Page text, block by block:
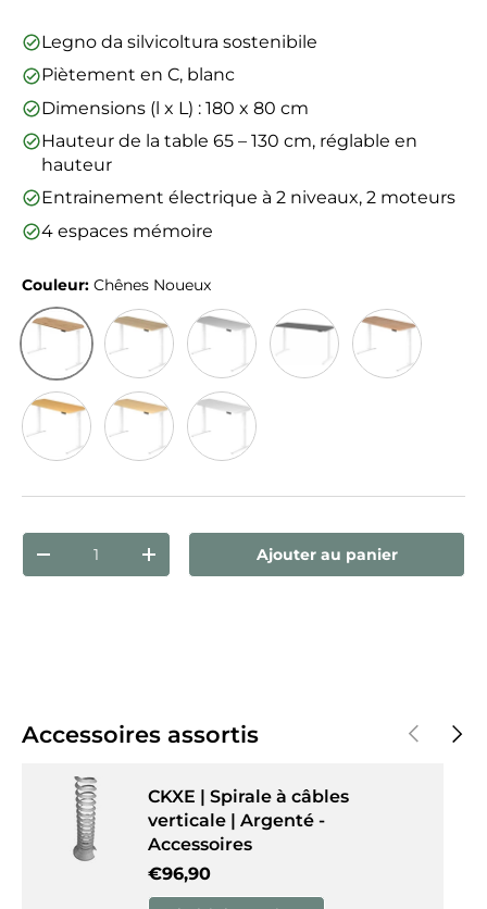
Legno da silvicoltura sostenibile
Piètement en C, blanc
Dimensions (l x L) : 180 x 80 cm
Hauteur de la table 65 – 130 cm, réglable en
hauteur
Entrainement électrique à 2 niveaux, 2 moteurs
4 espaces mémoire
Couleur: Chênes Noueux
Chênes Noueux
Chêne Gris
Qté
Diminuer la quantitéAugmenter la quantité
Ajouter au panier
Accessoires assortis Précédent
CKXE | Spirale à câbles
verticale | Argenté -
Accessoires
Prix habituel
€96,90